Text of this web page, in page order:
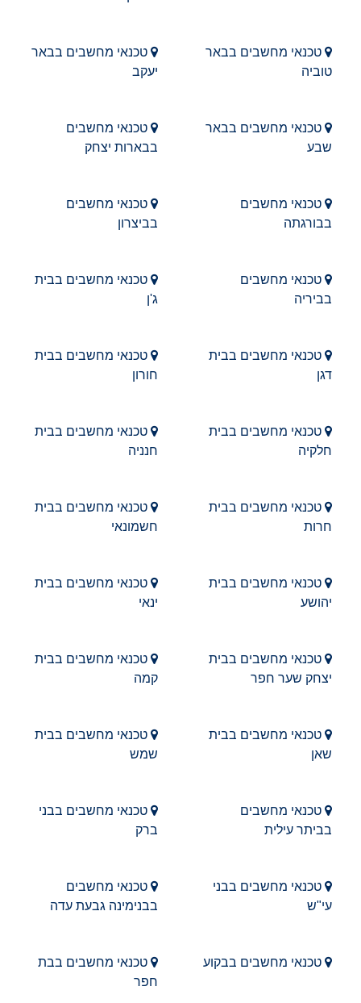
טכנאי מחשבים בבאר
טוביה
טכנאי מחשבים בבאר
יעקב
טכנאי מחשבים בבאר
שבע
טכנאי מחשבים
בבארות יצחק
טכנאי מחשבים
בבורגתה
טכנאי מחשבים
בביצרון
טכנאי מחשבים
בביריה
טכנאי מחשבים בבית
ג'ן
טכנאי מחשבים בבית
דגן
טכנאי מחשבים בבית
חורון
טכנאי מחשבים בבית
חלקיה
טכנאי מחשבים בבית
חנניה
טכנאי מחשבים בבית
חרות
טכנאי מחשבים בבית
חשמונאי
טכנאי מחשבים בבית
יהושע
טכנאי מחשבים בבית
ינאי
טכנאי מחשבים בבית
יצחק שער חפר
טכנאי מחשבים בבית
קמה
טכנאי מחשבים בבית
שאן
טכנאי מחשבים בבית
שמש
טכנאי מחשבים
בביתר עילית
טכנאי מחשבים בבני
ברק
טכנאי מחשבים בבני
עי"ש
טכנאי מחשבים
בבנימינה גבעת עדה
טכנאי מחשבים בבקוע
טכנאי מחשבים בבת
חפר